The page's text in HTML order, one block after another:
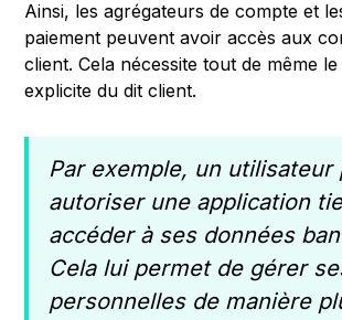
Ainsi, les agrégateurs de compte et
paiement peuvent avoir accès aux
client. Cela nécessite tout de même
explicite du dit client.
Par exemple, un utilisateur
autoriser une application
accéder à ses données
Cela lui permet de gérer
personnelles de manière